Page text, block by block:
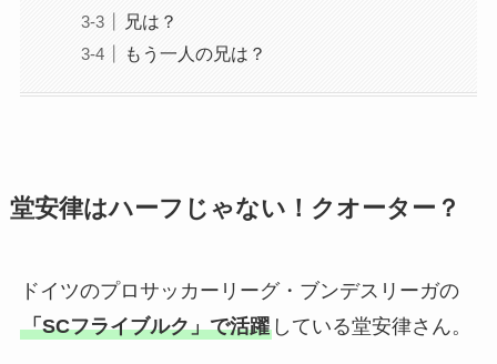
兄は？
もう一人の兄は？
堂安律はハーフじゃない！クオーター？
ドイツのプロサッカーリーグ・ブンデスリーガの
「SCフライブルク」で活躍している堂安律さん。